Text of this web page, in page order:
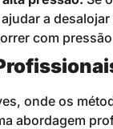
a
com
onde os
abordagem